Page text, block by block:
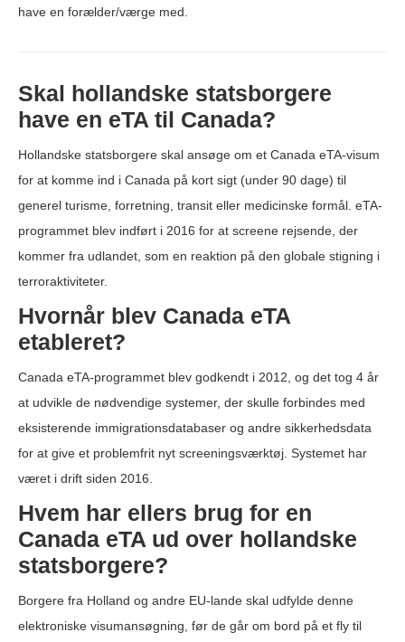
have en forælder/værge med.
Skal hollandske statsborgere
have en eTA til Canada?
Hollandske statsborgere skal ansøge om et Canada eTA-visum
for at komme ind i Canada på kort sigt (under 90 dage) til
generel turisme, forretning, transit eller medicinske formål. eTA-
programmet blev indført i 2016 for at screene rejsende, der
kommer fra udlandet, som en reaktion på den globale stigning i
terroraktiviteter.
Hvornår blev Canada eTA
etableret?
Canada eTA-programmet blev godkendt i 2012, og det tog 4 år
at udvikle de nødvendige systemer, der skulle forbindes med
eksisterende immigrationsdatabaser og andre sikkerhedsdata
for at give et problemfrit nyt screeningsværktøj. Systemet har
været i drift siden 2016.
Hvem har ellers brug for en
Canada eTA ud over hollandske
statsborgere?
Borgere fra Holland og andre EU-lande skal udfylde denne
elektroniske visumansøgning, før de går om bord på et fly til